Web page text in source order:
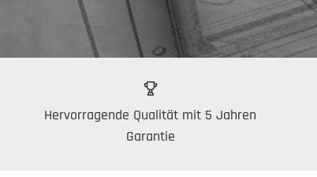
Hervorragende Qualität mit 5 Jahren
Garantie